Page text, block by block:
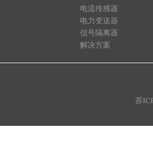
电流传感器
电力变送器
信号隔离器
解决方案
苏